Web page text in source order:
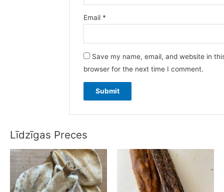
Email *
Save my name, email, and website in
browser for the next time I comment.
Līdzīgas Preces